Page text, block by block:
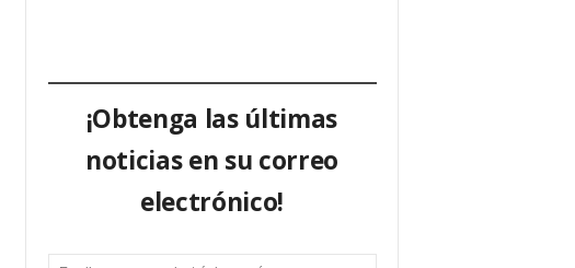
¡Obtenga las últimas
noticias en su correo
electrónico!